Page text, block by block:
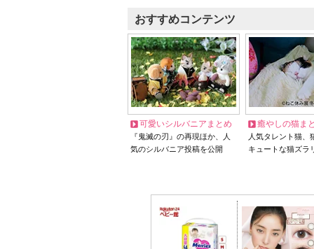
おすすめコンテンツ
可愛いシルバニアまとめ
『鬼滅の刃』の再現ほか、人
気のシルバニア投稿を公開
癒やしの猫ま
人気タレント猫
キュートな猫ズラ